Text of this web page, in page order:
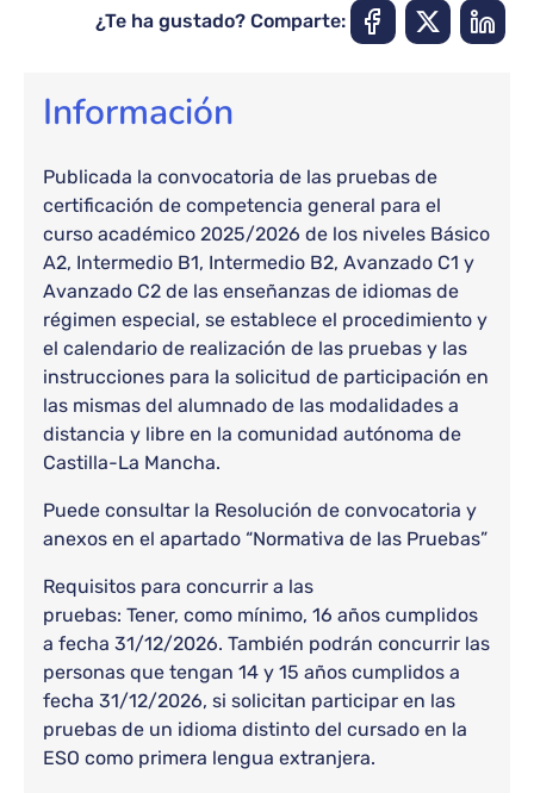
¿Te ha gustado? Comparte:
Información
Publicada la convocatoria de las pruebas de
certificación de competencia general para el
curso académico 2025/2026 de los niveles Básico
A2, Intermedio B1, Intermedio B2, Avanzado C1 y
Avanzado C2 de las enseñanzas de idiomas de
régimen especial, se establece el procedimiento y
el calendario de realización de las pruebas y las
instrucciones para la solicitud de participación en
las mismas del alumnado de las modalidades a
distancia y libre en la comunidad autónoma de
Castilla-La Mancha.
Puede consultar la Resolución de convocatoria y
anexos en el apartado “Normativa de las Pruebas”
Requisitos para concurrir a las
pruebas: Tener, como mínimo, 16 años cumplidos
a fecha 31/12/2026. También podrán concurrir las
personas que tengan 14 y 15 años cumplidos a
fecha 31/12/2026, si solicitan participar en las
pruebas de un idioma distinto del cursado en la
ESO como primera lengua extranjera.